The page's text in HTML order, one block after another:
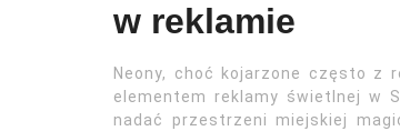
w reklamie
Neony, choć kojarzone często z
elementem reklamy świetlnej w
nadać przestrzeni miejskiej